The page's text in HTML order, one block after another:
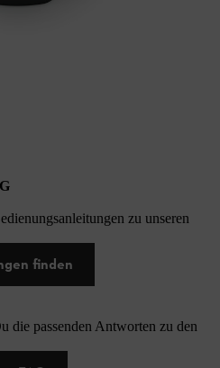
zu unseren
finden
die passenden Antworten zu den